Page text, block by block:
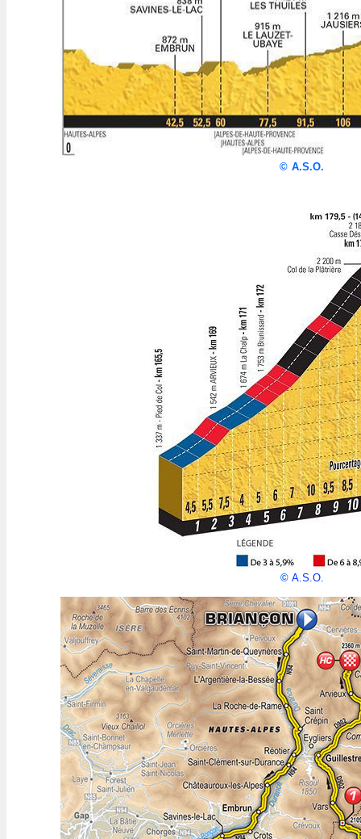
© A.S.O.
© A.S.O.